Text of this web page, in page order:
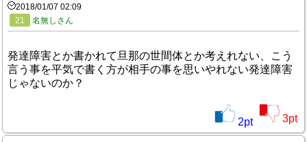
2018/01/07 02:09
21
名無しさん
発達障害とか書かれて旦那の世間体とか考えれない、こう
言う事を平気で書く方が相手の事を思いやれない発達障害
じゃないのか？
2pt 3pt